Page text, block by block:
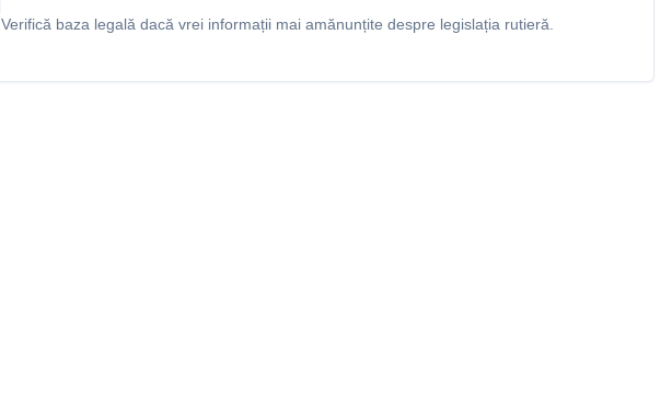
Verifică baza legală dacă vrei informații mai amănunțite despre legislația rutieră.